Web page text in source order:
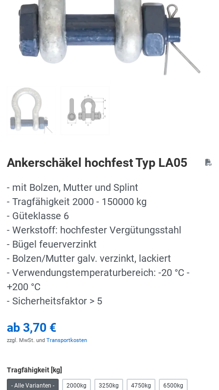
Ankerschäkel hochfest Typ LA05
- mit Bolzen, Mutter und Splint
- Tragfähigkeit 2000 - 150000 kg
- Güteklasse 6
- Werkstoff: hochfester Vergütungsstahl
- Bügel feuerverzinkt
- Bolzen/Mutter galv. verzinkt, lackiert
- Verwendungstemperaturbereich: -20 °C -
+200 °C
- Sicherheitsfaktor > 5
ab 3,70 €
zzgl. MwSt. und Transportkosten
Tragfähigkeit [kg]
- Alle Varianten - 2000kg 3250kg 4750kg 6500kg